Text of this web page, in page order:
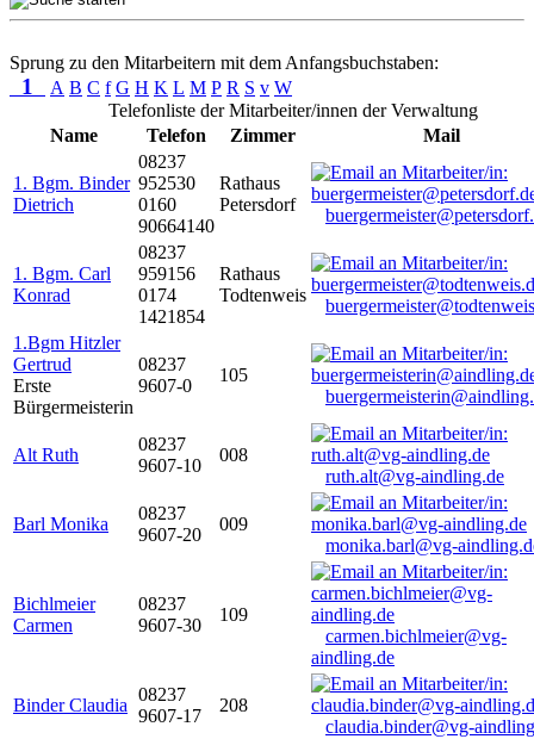
Sprung zu den Mitarbeitern mit dem Anfangsbuchstaben:
1 A B C f G H K L M P R S v W
Telefonliste der Mitarbeiter/innen der Verwaltung
Name
Telefon Zimmer Mail
1. Bgm. Binder
Dietrich
08237
952530
0160
90664140
Rathaus
Petersdorf
1. Bgm. Carl
Konrad
08237
959156
0174
1421854
Rathaus
Todtenweis
1.Bgm Hitzler
Gertrud
Erste
Bürgermeisterin
08237
9607-0
105
Alt Ruth
08237
9607-10
008
ruth.alt@vg-aindling.de
Barl Monika
08237
9607-20
009
monika.barl@vg-
Bichlmeier
Carmen
08237
9607-30
109
carmen.bichlmeier@vg-
aindling.de
Binder Claudia
08237
9607-17
208
claudia.binder@vg-